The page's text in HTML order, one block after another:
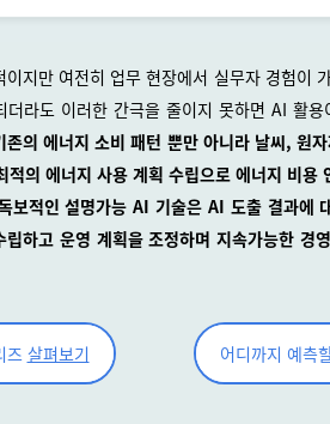
지만 여전히 업무 현장에서 실무자 경험이
더라도 이러한 간극을 줄이지 못하면 AI 활
의 에너지 소비 패턴 뿐만 아니라 날씨, 원
적의 에너지 사용 계획 수립으로 에너지 비용
보적인 설명가능 AI 기술은 AI 도출 결과에
하고 운영 계획을 조정하며 지속가능한 경
즈 살펴보기 어디까지 예측